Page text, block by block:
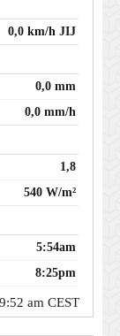
0,0 km/h JIJ
0,0 mm
0,0 mm/h
1,8
540 W/m²
5:54am
8:25pm
am CEST